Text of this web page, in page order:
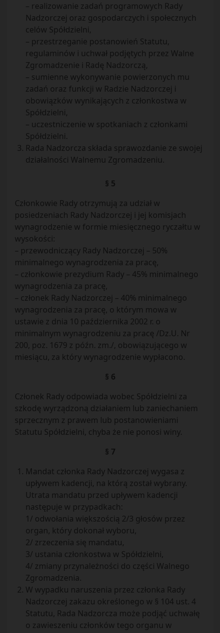
– realizowanie zadań programowych Rady
Nadzorczej oraz gospodarczych i społecznych
celów Spółdzielni,
– przestrzeganie postanowień Statutu,
regulaminów i uchwał podjętych przez Walne
Zgromadzenie i Radę Nadzorczą,
– sumienne wykonywanie powierzonych mu
zadań oraz funkcji w Radzie Nadzorczej i
obowiązków wynikających z członkostwa w
Spółdzielni,
– uczestniczenie w spotkaniach z członkami
Spółdzielni.
Rada Nadzorcza składa sprawozdanie ze swojej
działalności Walnemu Zgromadzeniu.
§ 5
Członkowie Rady otrzymują za udział w
posiedzeniach Rady Nadzorczej i jej komisjach
wynagrodzenie w formie miesięcznego ryczałtu w
wysokości:
– przewodniczący Rady Nadzorczej – 50%
minimalnego wynagrodzenia za pracę,
– członkowie prezydium Rady – 45% minimalnego
wynagrodzenia za pracę,
– członek Rady Nadzorczej – 40% minimalnego
wynagrodzenia za pracę, o którym mowa w
ustawie z dnia 10 października 2002 r. o
minimalnym wynagrodzeniu za pracę /Dz.U. Nr
200, poz. 1679 z późn. zm./, obowiązującego w
miesiącu, za który wynagrodzenie wypłacono.
§ 6
Członek Rady odpowiada wobec Spółdzielni za
szkodę wyrządzoną działaniem lub zaniechaniem
sprzecznym z prawem lub postanowieniami
Statutu Spółdzielni, chyba że nie ponosi winy.
§ 7
Mandat członka Rady Nadzorczej wygasa z
upływem kadencji, na którą został wybrany.
Utrata mandatu przed upływem kadencji
następuje w przypadkach:
1/ odwołania większością 2/3 głosów przez
organ, który dokonał wyboru,
2/ zrzeczenia się mandatu,
3/ ustania członkostwa w Spółdzielni,
4/ zmiany przynależności do części Walnego
Zgromadzenia.
W wypadku naruszenia przez członka Rady
Nadzorczej zakazu określonego w § 104 ust. 4
Statutu, Rada Nadzorcza może podjąć uchwałę
o zawieszeniu członków tego organu w